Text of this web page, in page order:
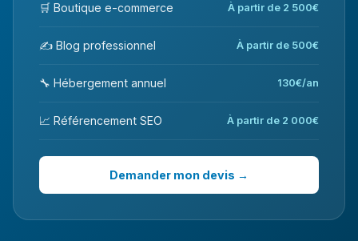
🛒 Boutique e-commerce À partir de 2 500€
✍️ Blog professionnel À partir de 500€
🔧 Hébergement annuel 130€/an
📈 Référencement SEO À partir de 2 000€
Demander mon devis →